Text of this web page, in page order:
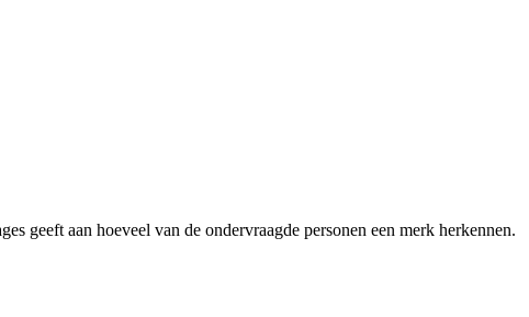
geeft aan hoeveel van de ondervraagde personen een merk herkennen.